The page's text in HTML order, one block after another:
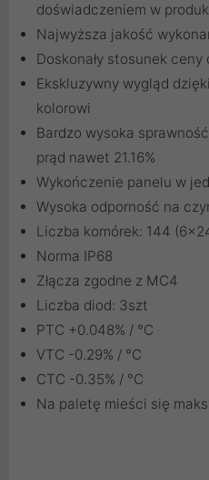
doświadczeniem w
Najwyższa jakość
Doskonały stosunek ceny
Ekskluzywny wygląd
kolorowi
Bardzo wysoka
prąd nawet 21.16%
Wykończenie panelu w
Wysoka odporność na
Liczba komórek: 144
Norma IP68
Złącza zgodne z MC4
Liczba diod: 3szt
PTC +0.048% / °C
VTC -0.29% / °C
CTC -0.35% / °C
Na paletę mieści się